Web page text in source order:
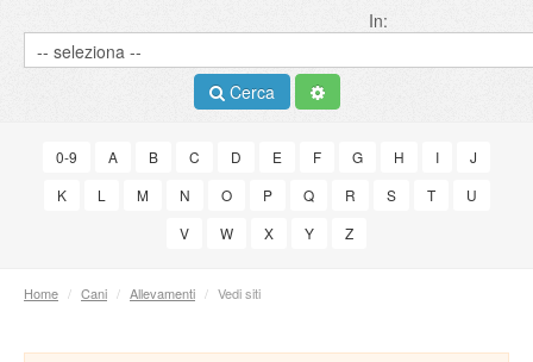
In:
Cerca
0-9 A B C D E F G H I
J
K
L M N O P Q R S T
U
V
W X Y Z
Home / Cani / Allevamenti / Vedi siti